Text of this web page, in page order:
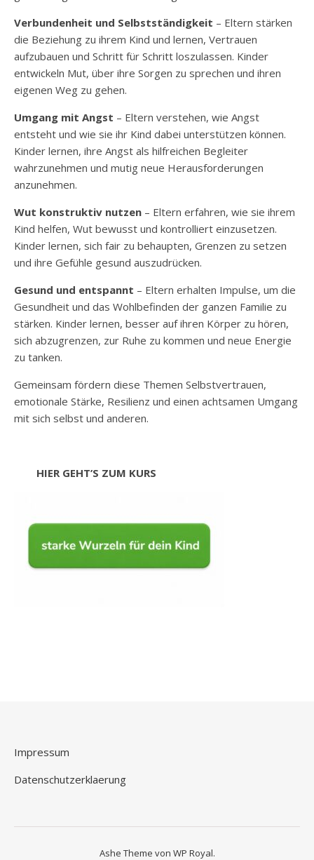
Verbundenheit und Selbstständigkeit – Eltern stärken
die Beziehung zu ihrem Kind und lernen, Vertrauen
aufzubauen und Schritt für Schritt loszulassen. Kinder
entwickeln Mut, über ihre Sorgen zu sprechen und ihren
eigenen Weg zu gehen.
Umgang mit Angst – Eltern verstehen, wie Angst
entsteht und wie sie ihr Kind dabei unterstützen können.
Kinder lernen, ihre Angst als hilfreichen Begleiter
wahrzunehmen und mutig neue Herausforderungen
anzunehmen.
Wut konstruktiv nutzen – Eltern erfahren, wie sie ihrem
Kind helfen, Wut bewusst und kontrolliert einzusetzen.
Kinder lernen, sich fair zu behaupten, Grenzen zu setzen
und ihre Gefühle gesund auszudrücken.
Gesund und entspannt – Eltern erhalten Impulse, um die
Gesundheit und das Wohlbefinden der ganzen Familie zu
stärken. Kinder lernen, besser auf ihren Körper zu hören,
sich abzugrenzen, zur Ruhe zu kommen und neue Energie
zu tanken.
Gemeinsam fördern diese Themen Selbstvertrauen,
emotionale Stärke, Resilienz und einen achtsamen Umgang
mit sich selbst und anderen.
HIER GEHT’S ZUM KURS
Impressum
Datenschutzerklaerung
Ashe Theme von WP Royal.